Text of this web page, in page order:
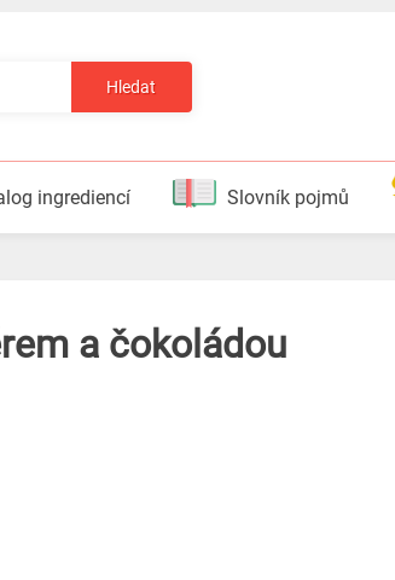
Hledat
ingrediencí Slovník pojmů
a čokoládou